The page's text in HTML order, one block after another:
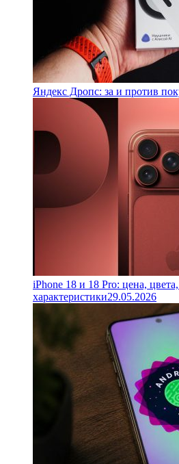
Яндекс Дропс: за и против
iPhone 18 и 18 Pro: цена,
характеристики29.05.2026